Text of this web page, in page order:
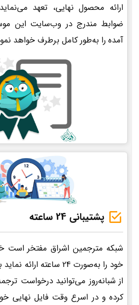
ارائه محصول نهایی، تعهد
ضوابط مندرج در وب‌سایت این
آمده را به‌طور کامل برطرف خواهد
پشتیبانی 24 ساعته
شبکه مترجمین اشراق مفتخر است
خود را به‌صورت 24 ساعته
از شبانه‌روز می‌توانید درخواست
کرده و در اسرع وقت فایل نهایی